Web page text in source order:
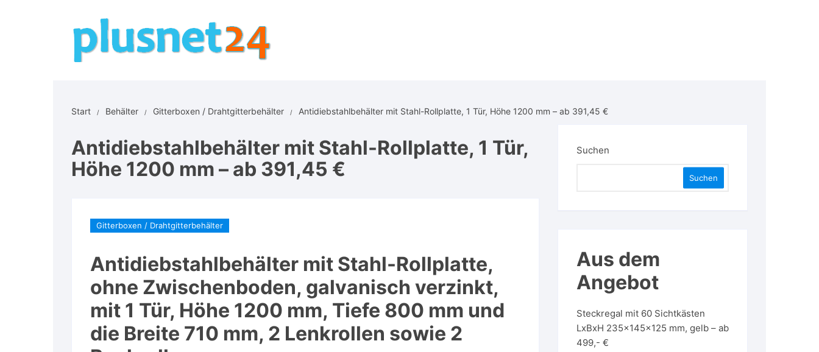
springen
Start Behälter Gitterboxen / Drahtgitterbehälter Antidiebstahlbehälter mit Stahl-Rollplatte, 1 Tür, Höhe 1200 mm – ab 391,45 €
Antidiebstahlbehälter mit Stahl-Rollplatte, 1 Tür,
Höhe 1200 mm – ab 391,45 €
Gitterboxen / Drahtgitterbehälter
Antidiebstahlbehälter mit Stahl-Rollplatte,
ohne Zwischenboden, galvanisch verzinkt,
mit 1 Tür, Höhe 1200 mm, Tiefe 800 mm und
die Breite 710 mm, 2 Lenkrollen sowie 2
Suchen
Suchen
Aus dem
Angebot
Steckregal mit 60 Sichtkästen
LxBxH 235x145x125 mm, gelb – ab
499,- €